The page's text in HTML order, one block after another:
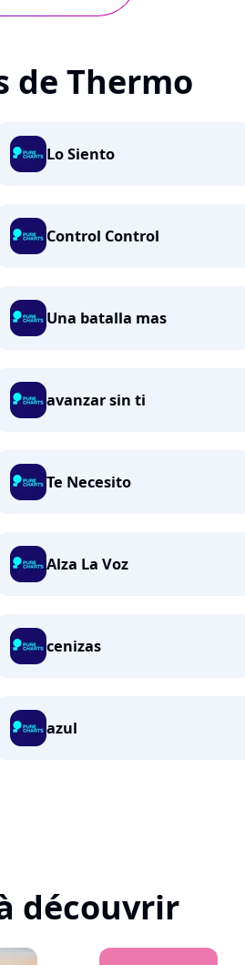
de Thermo
Lo Siento
Control Control
Una batalla mas
avanzar sin ti
Te Necesito
Alza La Voz
cenizas
azul
découvrir